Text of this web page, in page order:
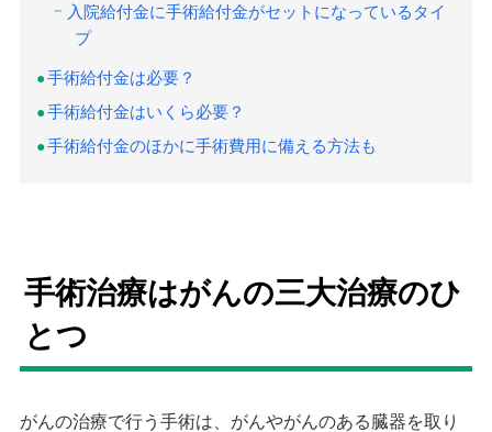
入院給付金に手術給付金がセットになっているタイ
プ
手術給付金は必要？
手術給付金はいくら必要？
手術給付金のほかに手術費用に備える方法も
手術治療はがんの三大治療のひ
とつ
がんの治療で行う手術は、がんやがんのある臓器を取り